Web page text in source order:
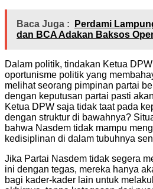
Baca Juga :
Perdami
dan BCA Adakan Baksos
Dalam politik, tindakan Ketua
oportunisme politik yang
melihat seorang pimpinan partai
dengan keputusan partai pasti
Ketua DPW saja tidak taat pada
dengan struktur di bawahnya?
bahwa Nasdem tidak mampu
kedisiplinan di dalam tubuhnya
Jika Partai Nasdem tidak segera
ini dengan tegas, mereka hanya
bagi kader-kader lain untuk